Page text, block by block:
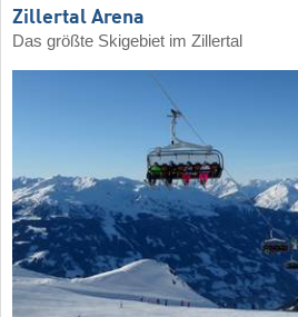
Zillertal Arena
Das größte Skigebiet im Zillertal